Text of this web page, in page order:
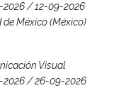
/ 12-09-2026
de México (México)
Visual
/ 26-09-2026